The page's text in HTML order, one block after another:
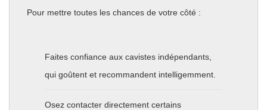
Pour mettre toutes les chances de votre côté :
Faites confiance aux cavistes indépendants,
qui goûtent et recommandent intelligemment.
Osez contacter directement certains